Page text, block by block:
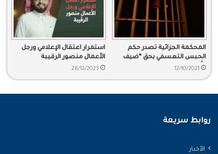
المحكمة الجزائية تصدر حكم
الحبس التعسفي بحق “ضيف
الله الحويطي” لـ 9 سنوات
12/10/2021
استمرار اعتقال الإعلامي ورجل
الأعمال منصور الرقيبة
28/12/2023
روابط سريعة
الأخبار